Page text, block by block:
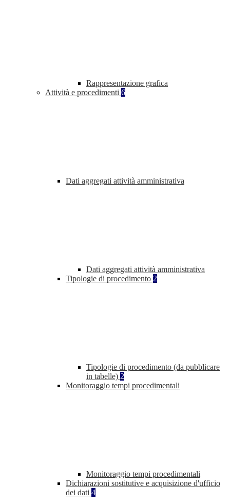
Rappresentazione grafica
Attività e procedimenti 6
Dati aggregati attività amministrativa
Dati aggregati attività amministrativa
Tipologie di procedimento 2
Tipologie di procedimento (da pubblicare
in tabelle) 2
Monitoraggio tempi procedimentali
Monitoraggio tempi procedimentali
Dichiarazioni sostitutive e acquisizione d'ufficio
dei dati 4